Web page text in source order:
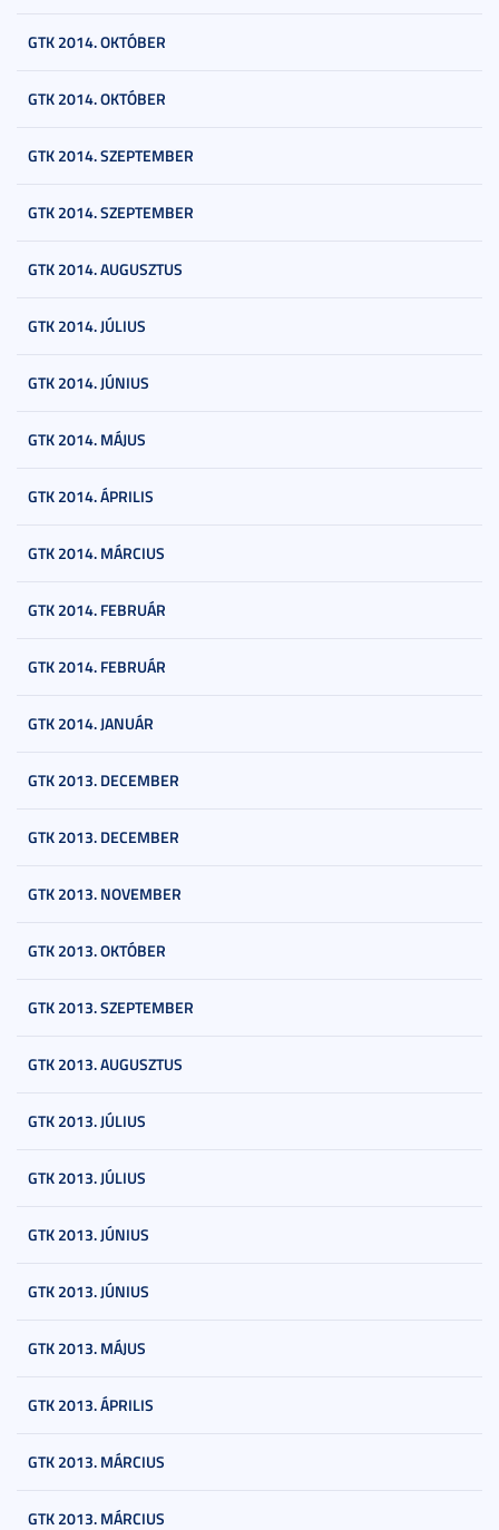
GTK 2014. OKTÓBER
GTK 2014. OKTÓBER
GTK 2014. SZEPTEMBER
GTK 2014. SZEPTEMBER
GTK 2014. AUGUSZTUS
GTK 2014. JÚLIUS
GTK 2014. JÚNIUS
GTK 2014. MÁJUS
GTK 2014. ÁPRILIS
GTK 2014. MÁRCIUS
GTK 2014. FEBRUÁR
GTK 2014. FEBRUÁR
GTK 2014. JANUÁR
GTK 2013. DECEMBER
GTK 2013. DECEMBER
GTK 2013. NOVEMBER
GTK 2013. OKTÓBER
GTK 2013. SZEPTEMBER
GTK 2013. AUGUSZTUS
GTK 2013. JÚLIUS
GTK 2013. JÚLIUS
GTK 2013. JÚNIUS
GTK 2013. JÚNIUS
GTK 2013. MÁJUS
GTK 2013. ÁPRILIS
GTK 2013. MÁRCIUS
GTK 2013. MÁRCIUS